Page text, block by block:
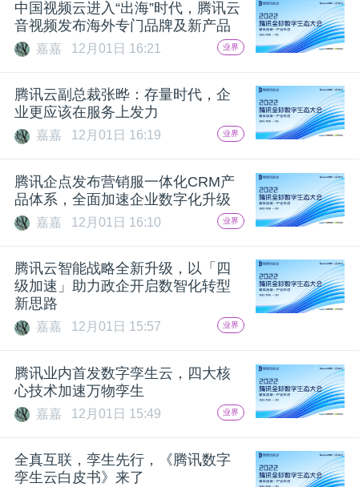
动
心
专
题
爱
机
中国视频云进入“出海”时代，腾讯云
音视频发布海外专门品牌及新产品
嘉嘉 12月01日 16:21 业界
腾讯云副总裁张晔：存量时代，企
业更应该在服务上发力
嘉嘉 12月01日 16:19 业界
腾讯企点发布营销服一体化CRM产
品体系，全面加速企业数字化升级
嘉嘉 12月01日 16:10 业界
腾讯云智能战略全新升级，以「四
级加速」助力政企开启数智化转型
新思路
嘉嘉 12月01日 15:57 业界
腾讯业内首发数字孪生云，四大核
心技术加速万物孪生
嘉嘉 12月01日 15:49 业界
全真互联，孪生先行，《腾讯数字
孪生云白皮书》来了